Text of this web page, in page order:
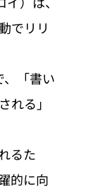
でリリ
、「書い
れる」
るた
的に向